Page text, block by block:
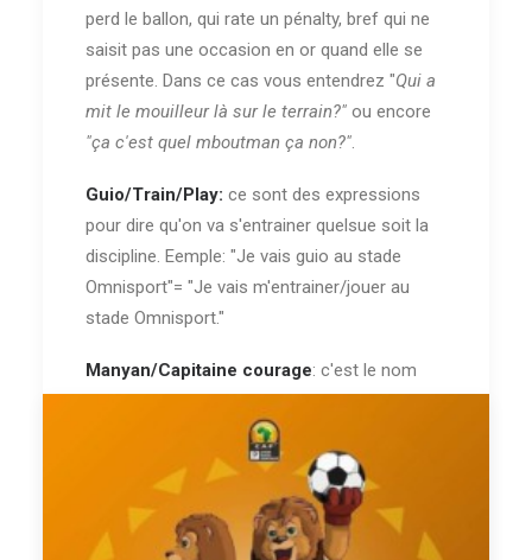
perd le ballon, qui rate un pénalty, bref qui ne
saisit pas une occasion en or quand elle se
présente. Dans ce cas vous entendrez "Qui a
mit le mouilleur là sur le terrain?" ou encore
"ça c'est quel mboutman ça non?".
Guio/Train/Play: ce sont des expressions
pour dire qu'on va s'entrainer quelsue soit la
discipline. Eemple: "Je vais guio au stade
Omnisport"= "Je vais m'entrainer/jouer au
stade Omnisport."
Manyan/Capitaine courage: c'est le nom
pour parler deRigobert Song Bahanag.
c'est un nom pour désigner
Roger Milla
Le Pichichi: C'est un nom pour désigner